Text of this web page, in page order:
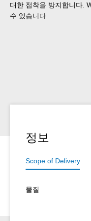
대한 접착을 방지합니다.
수 있습니다.
정보
Scope of Delivery
물질